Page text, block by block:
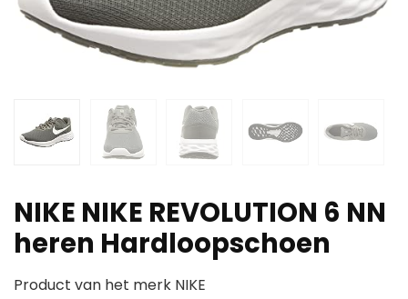
NIKE NIKE REVOLUTION 6 NN
heren Hardloopschoen
Product van het merk NIKE